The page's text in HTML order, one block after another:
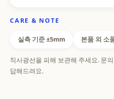
CARE & NOTE
실측 기준 ±5mm 본품 외 소
직사광선을 피해 보관해 주세요. 문
답해드려요.